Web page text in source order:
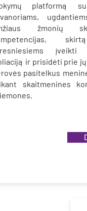
platformą
žmonių
įveikti
ir prisidėti prie
pasitelkus
skaitmenines